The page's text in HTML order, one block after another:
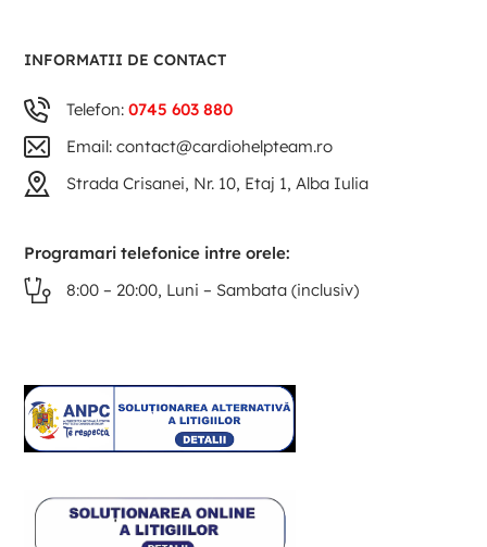
INFORMATII DE CONTACT
Telefon:0745 603 880
Email: contact@cardiohelpteam.ro
Strada Crisanei, Nr. 10, Etaj 1, Alba Iulia
Programari telefonice intre orele:
8:00 – 20:00, Luni – Sambata (inclusiv)